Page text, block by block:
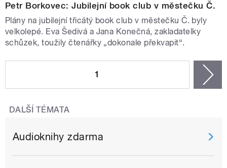
Petr Borkovec: Jubilejní book club v městečku Č.
Plány na jubilejní třicátý book club v městečku Č. byly
velkolepé. Eva Šedivá a Jana Konečná, zakladatelky
schůzek, toužily čtenářky „dokonale překvapit“.
1
DALŠÍ TÉMATA
Audioknihy zdarma